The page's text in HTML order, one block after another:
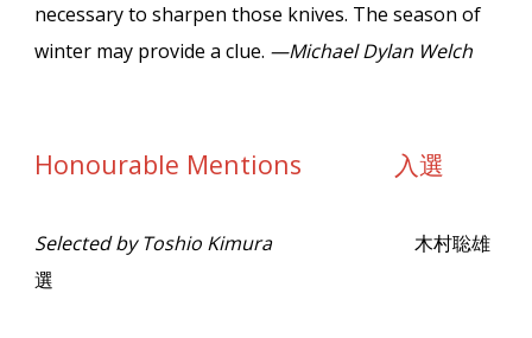
necessary to sharpen those knives. The season of
winter may provide a clue. —Michael Dylan Welch
Honourable Mentions 入選
Selected by Toshio Kimura
木村聡雄
選